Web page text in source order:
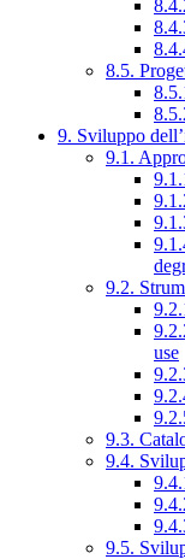
8.5.
9. Sviluppo
9.1.
9.2.
use
9.3.
9.4.
9.5.